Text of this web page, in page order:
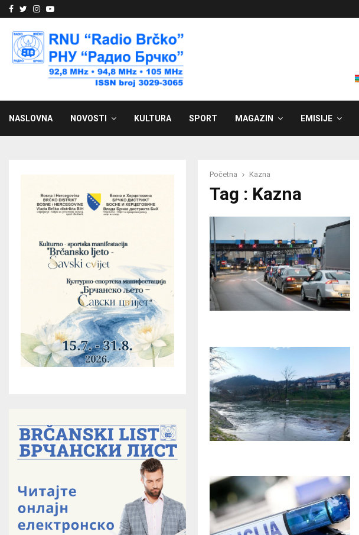
Facebook
Twitter
Instagram
Youtube
NASLOVNA NOVOSTI KULTURA SPORT MAGAZIN EMISIJE
Početna Kazna
Tag : Kazna